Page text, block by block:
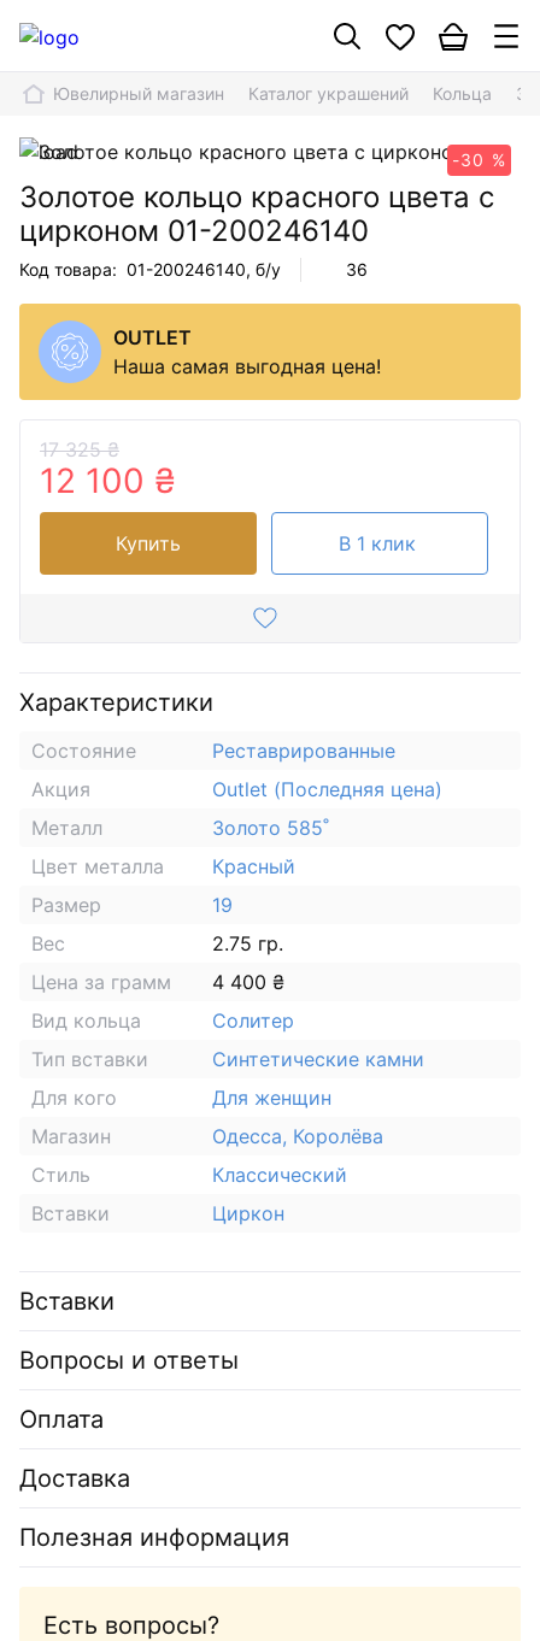
Ювелирный магазин Каталог украшений Кольца
-30 %
Золотое кольцо красного цвета с
цирконом 01-200246140
Код товара: 01-200246140, б/у 36
OUTLET
Наша самая выгодная цена!
17 325 ₴
12 100 ₴
Купить В 1 клик
Характеристики
Состояние
Реставрированные
Акция
Outlet (Последняя цена)
Металл
Золото 585˚
Цвет металла
Красный
Размер
19
Вес
2.75 гр.
Цена за грамм
4 400 ₴
Вид кольца
Солитер
Тип вставки
Синтетические камни
Для кого
Для женщин
Магазин
Одесса, Королёва
Стиль
Классический
Вставки
Циркон
Вставки
Вопросы и ответы
Оплата
Доставка
Полезная информация
Есть вопросы?